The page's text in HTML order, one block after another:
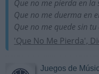
Que no me pierda en la
Que no me duerma en
Que no me quede sin tu
'Que No Me Pierda',
Juegos de